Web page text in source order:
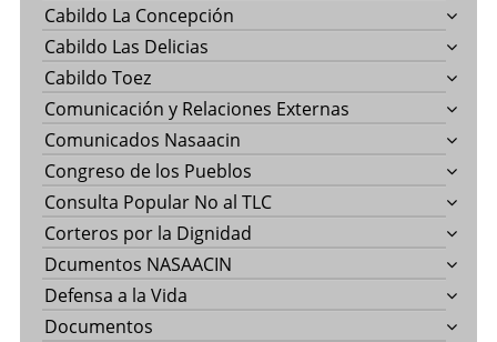
Cabildo La Concepción
Cabildo Las Delicias
Cabildo Toez
Comunicación y Relaciones Externas
Comunicados Nasaacin
Congreso de los Pueblos
Consulta Popular No al TLC
Corteros por la Dignidad
Dcumentos NASAACIN
Defensa a la Vida
Documentos